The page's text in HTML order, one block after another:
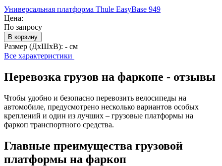
Универсальная платформа Thule EasyBase 949
Цена:
По запросу
В корзину
Размер (ДхШхВ): - см
Все характеристики
Перевозка грузов на фаркопе - отзывы
Чтобы удобно и безопасно перевозить велосипеды на
автомобиле, предусмотрено несколько вариантов особых
креплений и один из лучших – грузовые платформы на
фаркоп транспортного средства.
Главные преимущества грузовой
платформы на фаркоп